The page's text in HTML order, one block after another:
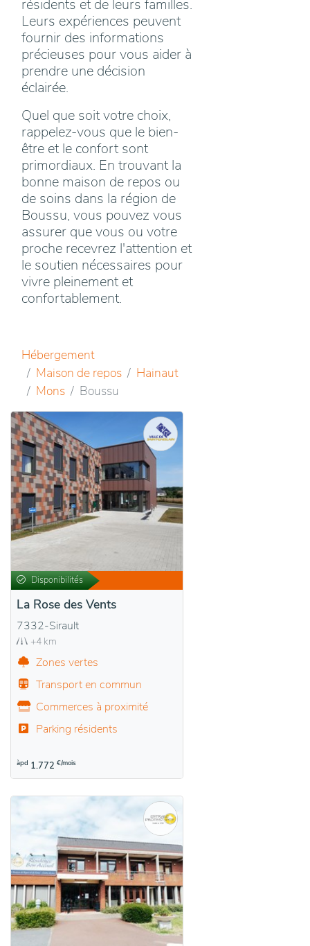
résidents et de leurs familles.
Leurs expériences peuvent
fournir des informations
précieuses pour vous aider à
prendre une décision
éclairée.
Quel que soit votre choix,
rappelez-vous que le bien-
être et le confort sont
primordiaux. En trouvant la
bonne maison de repos ou
de soins dans la région de
Boussu, vous pouvez vous
assurer que vous ou votre
proche recevrez l'attention et
le soutien nécessaires pour
vivre pleinement et
confortablement.
Hébergement
Maison de repos
Hainaut
Mons
Boussu
Disponibilités
La Rose des Vents
7332-Sirault
+4 km
Zones vertes
Transport en commun
Commerces à proximité
Parking résidents
àpd 1.772 €/mois